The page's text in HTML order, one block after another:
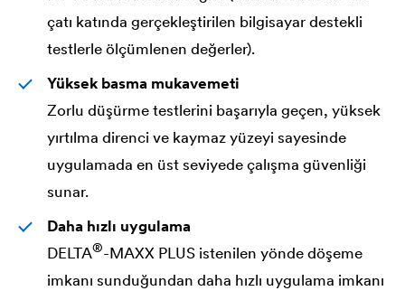
çatı katında gerçekleştirilen bilgisayar destekli
testlerle ölçümlenen değerler).
Yüksek basma mukavemeti
Zorlu düşürme testlerini başarıyla geçen, yüksek
yırtılma direnci ve kaymaz yüzeyi sayesinde
uygulamada en üst seviyede çalışma güvenliği
sunar.
Daha hızlı uygulama
DELTA®-MAXX PLUS istenilen yönde döşeme
imkanı sunduğundan daha hızlı uygulama imkanı